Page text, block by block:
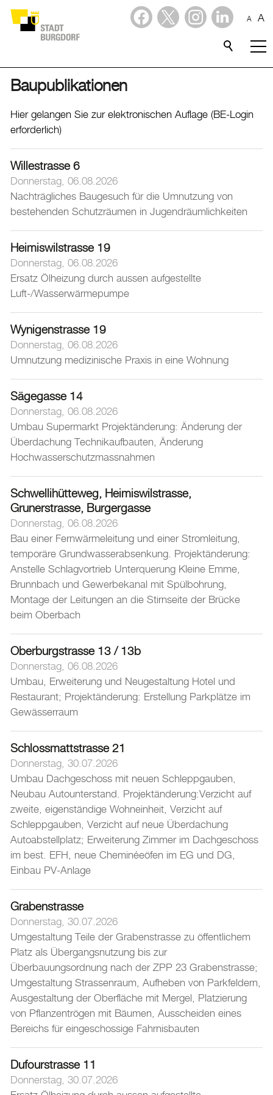
A A
Alle Themen
Arbeit und Steuern
Ausländerinnen und Ausländer
Bildung
Sport
Freizeit
Kinder, Jugendliche und Familie
Kultur
Persönliches
Planen und Bauen
Baupublikationen
Geodaten und Pläne
Stadtentwicklung
Energieberatungsstelle
Stadt, Recht und Politik
Tierisches
Umzug
Stadtporträt
Verwaltung & Politik
Aktuelles
Burgdorf baut
Home
Öffnungszeiten & Kontakt
Veranstaltungskalender
Stadtplan
Drucken
Login
Baupublikationen
Hier gelangen Sie zur elektronischen Auflage (BE-Login
erforderlich)
Willestrasse 6
Donnerstag, 06.08.2026
Nachträgliches Baugesuch für die Umnutzung von
bestehenden Schutzräumen in Jugendräumlichkeiten
Heimiswilstrasse 19
Donnerstag, 06.08.2026
Ersatz Ölheizung durch aussen aufgestellte
Luft-/Wasserwärmepumpe
Wynigenstrasse 19
Donnerstag, 06.08.2026
Umnutzung medizinische Praxis in eine Wohnung
Sägegasse 14
Donnerstag, 06.08.2026
Umbau Supermarkt Projektänderung: Änderung der
Überdachung Technikaufbauten, Änderung
Hochwasserschutzmassnahmen
Schwellihütteweg, Heimiswilstrasse,
Grunerstrasse, Burgergasse
Donnerstag, 06.08.2026
Bau einer Fernwärmeleitung und einer Stromleitung,
temporäre Grundwasserabsenkung. Projektänderung:
Anstelle Schlagvortrieb Unterquerung Kleine Emme,
Brunnbach und Gewerbekanal mit Spülbohrung,
Montage der Leitungen an die Stirnseite der Brücke
beim Oberbach
Oberburgstrasse 13 / 13b
Donnerstag, 06.08.2026
Umbau, Erweiterung und Neugestaltung Hotel und
Restaurant; Projektänderung: Erstellung Parkplätze im
Gewässerraum
Schlossmattstrasse 21
Donnerstag, 30.07.2026
Umbau Dachgeschoss mit neuen Schleppgauben,
Neubau Autounterstand. Projektänderung:Verzicht auf
zweite, eigenständige Wohneinheit, Verzicht auf
Schleppgauben, Verzicht auf neue Überdachung
Autoabstellplatz; Erweiterung Zimmer im Dachgeschoss
im best. EFH, neue Cheminéeöfen im EG und DG,
Einbau PV-Anlage
Grabenstrasse
Donnerstag, 30.07.2026
Umgestaltung Teile der Grabenstrasse zu öffentlichem
Platz als Übergangsnutzung bis zur
Überbauungsordnung nach der ZPP 23 Grabenstrasse;
Umgestaltung Strassenraum, Aufheben von Parkfeldern,
Ausgestaltung der Oberfläche mit Mergel, Platzierung
von Pflanzentrögen mit Bäumen, Ausscheiden eines
Bereichs für eingeschossige Fahrnisbauten
Dufourstrasse 11
Donnerstag, 30.07.2026